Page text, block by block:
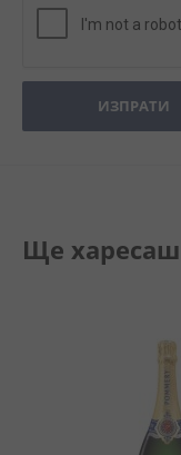
ИЗПРАТИ
Ще